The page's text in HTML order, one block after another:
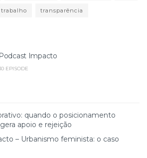
trabalho transparência
Podcast Impacto
EPISODE
quando o posicionamento
apoio e rejeição
– Urbanismo feminista: o caso